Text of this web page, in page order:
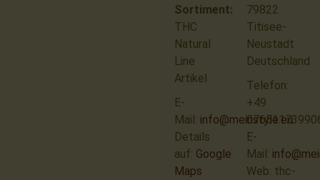
79822
Titisee-
Neustadt
Deutschland
Telefon:
+49
E-
Mail:
Web: thc-
Sortiment:
THC
Natural
Line
Artikel
E-
Mail: info@meinstyle.eu
Details
auf: Google
Maps